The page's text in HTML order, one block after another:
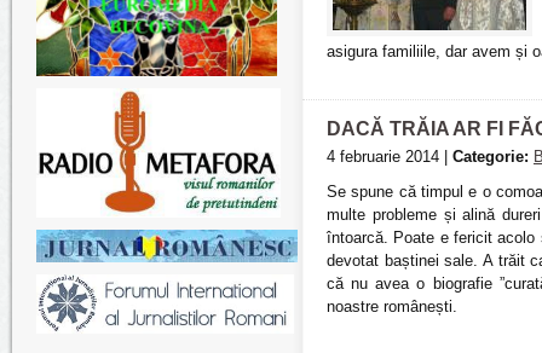
asigura familiile, dar avem și
DACĂ TRĂIA AR FI
4 februarie 2014 | Categorie:
Se spune că timpul e o
multe probleme și alină
întoarcă. Poate e fericit
devotat baștinei sale. A trăit
că nu avea o biografie
noastre românești.